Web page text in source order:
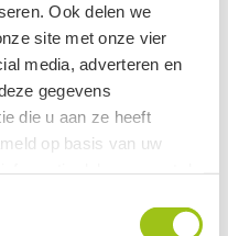
Ook delen we
site met onze vier
media, adverteren en
gegevens
die u aan ze heeft
op basis van uw
Blends